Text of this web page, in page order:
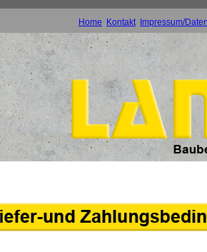
Home Kontakt Impressum/